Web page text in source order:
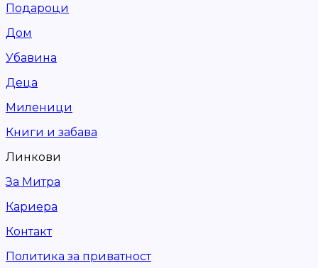
Подароци
Дом
Убавина
Деца
Миленици
Книги и забава
Линкови
За Митра
Кариера
Контакт
Политика за приватност